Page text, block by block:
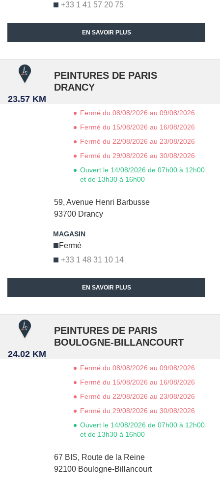
+33 1 41 57 20 75
EN SAVOIR PLUS
23.57 KM
PEINTURES DE PARIS
DRANCY
59, Avenue Henri Barbusse
93700 Drancy
+33 1 48 31 10 14
Fermé
Fermé du 08/08/2026 au 09/08/2026
Fermé du 15/08/2026 au 16/08/2026
Fermé du 22/08/2026 au 23/08/2026
Fermé du 29/08/2026 au 30/08/2026
Ouvert le 14/08/2026 de 07h00 à 12h00
et de 13h30 à 16h00
EN SAVOIR PLUS
24.02 KM
PEINTURES DE PARIS
BOULOGNE-BILLANCOURT
67 BIS, Route de la Reine
92100 Boulogne-Billancourt
Fermé du 08/08/2026 au 09/08/2026
Fermé du 15/08/2026 au 16/08/2026
Fermé du 22/08/2026 au 23/08/2026
Fermé du 29/08/2026 au 30/08/2026
Ouvert le 14/08/2026 de 07h00 à 12h00
et de 13h30 à 16h00